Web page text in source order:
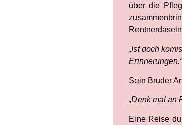
über die
„Ist doch
Erinnerungen.“
Sein Bruder
„Denk mal an
Eine Reise